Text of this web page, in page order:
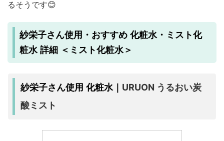
るそうです😊
紗栄子さん使用・おすすめ 化粧水・ミスト化
粧水 詳細 ＜ミスト化粧水＞
紗栄子さん使用 化粧水｜ URUON うるおい炭
酸ミスト